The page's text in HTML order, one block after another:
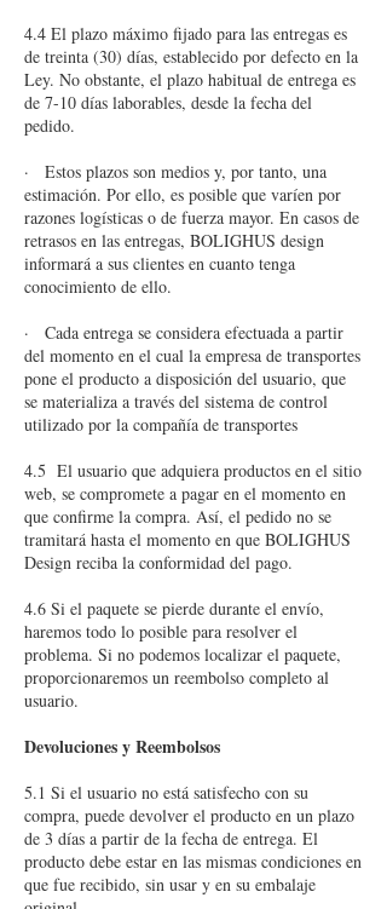
4.4 El plazo máximo fijado para las entregas es
de treinta (30) días, establecido por defecto en la
Ley. No obstante, el plazo habitual de entrega es
de 7-10 días laborables, desde la fecha del
pedido.
· Estos plazos son medios y, por tanto, una
estimación. Por ello, es posible que varíen por
razones logísticas o de fuerza mayor. En casos de
retrasos en las entregas, BOLIGHUS design
informará a sus clientes en cuanto tenga
conocimiento de ello.
· Cada entrega se considera efectuada a partir
del momento en el cual la empresa de transportes
pone el producto a disposición del usuario, que
se materializa a través del sistema de control
utilizado por la compañía de transportes
4.5 El usuario que adquiera productos en el sitio
web, se compromete a pagar en el momento en
que confirme la compra. Así, el pedido no se
tramitará hasta el momento en que BOLIGHUS
Design reciba la conformidad del pago.
4.6 Si el paquete se pierde durante el envío,
haremos todo lo posible para resolver el
problema. Si no podemos localizar el paquete,
proporcionaremos un reembolso completo al
usuario.
Devoluciones y Reembolsos
5.1 Si el usuario no está satisfecho con su
compra, puede devolver el producto en un plazo
de 3 días a partir de la fecha de entrega. El
producto debe estar en las mismas condiciones en
que fue recibido, sin usar y en su embalaje